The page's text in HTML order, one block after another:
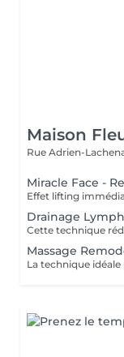
Maison
Rue Adrien-
Miracle Face -
Drainage
Massage